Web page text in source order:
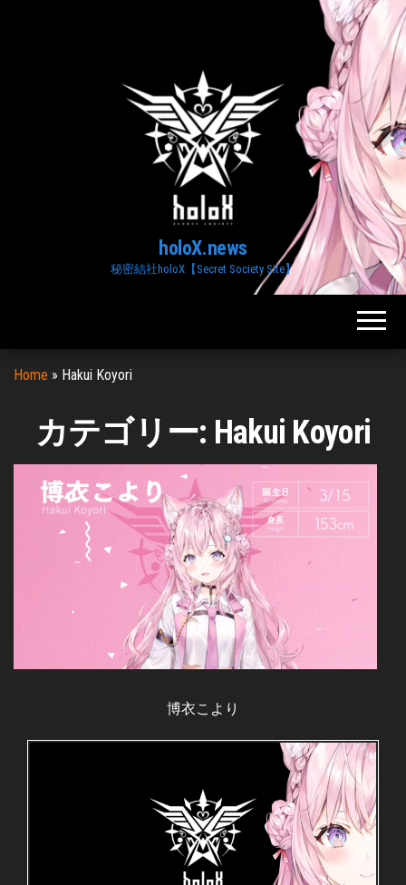
holoX.news
秘密結社holoX【Secret Society Site】
Home » Hakui Koyori
カテゴリー: Hakui Koyori
博衣こより